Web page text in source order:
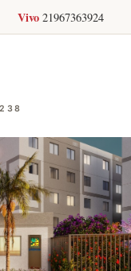
Vivo 21967363924